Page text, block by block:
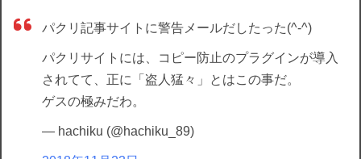
パクリ記事サイトに警告メールだしたった(^-^)
パクリサイトには、コピー防止のプラグインが導入
されてて、正に「盗人猛々」とはこの事だ。
ゲスの極みだわ。
— hachiku (@hachiku_89)